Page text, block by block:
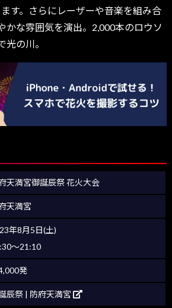
す。さらにレーザーや音楽を組み合
かな雰囲気を演出。2,000本のロウソ
光の川。
天満宮御誕辰祭 花火大会
天満宮
年8月5日(土)
～21:10
発
辰祭 | 防府天満宮